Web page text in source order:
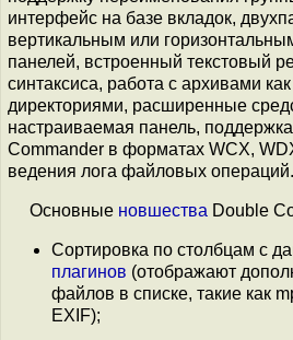
интерфейс на базе вкладок,
вертикальным или
панелей, встроенный текстовый
синтаксиса, работа с архивами
директориями, расширенные
настраиваемая панель, поддержка
Commander в форматах WCX,
ведения лога файловых операций.
Основные новшества Double
Сортировка по столбцам с
плагинов (отображают
файлов в списке, такие как
EXIF);